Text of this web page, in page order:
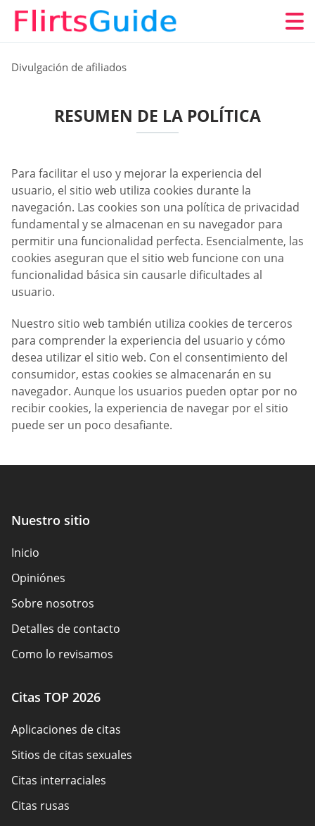
Divulgación de afiliados
RESUMEN DE LA POLÍTICA
Para facilitar el uso y mejorar la experiencia del
usuario, el sitio web utiliza cookies durante la
navegación. Las cookies son una política de privacidad
fundamental y se almacenan en su navegador para
permitir una funcionalidad perfecta. Esencialmente, las
cookies aseguran que el sitio web funcione con una
funcionalidad básica sin causarle dificultades al
usuario.
Nuestro sitio web también utiliza cookies de terceros
para comprender la experiencia del usuario y cómo
desea utilizar el sitio web. Con el consentimiento del
consumidor, estas cookies se almacenarán en su
navegador. Aunque los usuarios pueden optar por no
recibir cookies, la experiencia de navegar por el sitio
puede ser un poco desafiante.
Nuestro sitio
Inicio
Opiniónes
Sobre nosotros
Detalles de contacto
Como lo revisamos
Resumen de la política
Términos de Uso
Mapa del sitio
Citas TOP 2026
Aplicaciones de citas
Sitios de citas sexuales
Citas interraciales
Citas rusas